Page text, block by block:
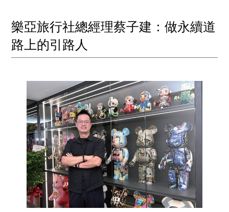
樂亞旅行社總經理蔡子建：做永續道
路上的引路人